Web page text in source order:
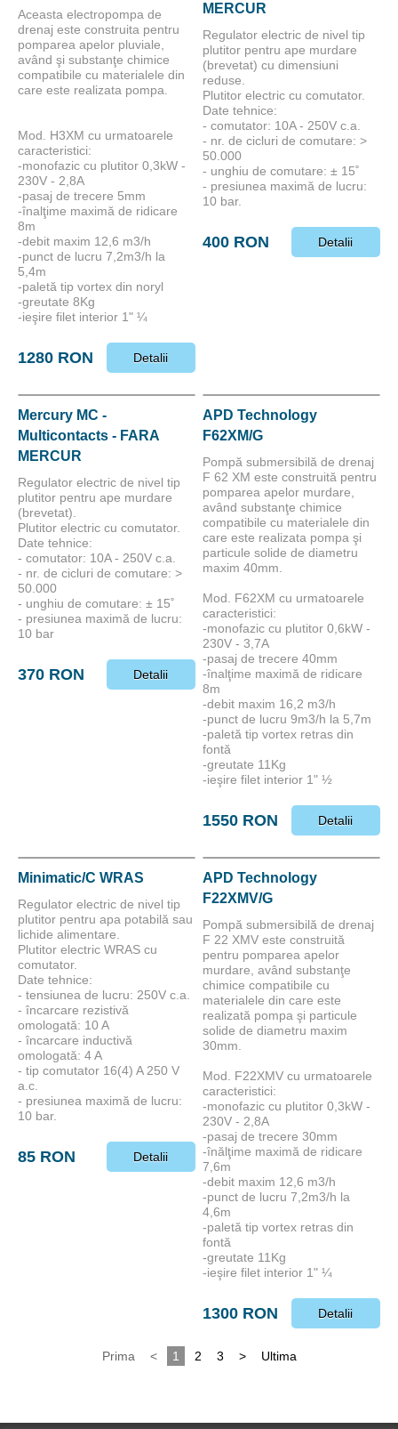
Aceasta electropompa de
drenaj este construita pentru
pomparea apelor pluviale,
având şi substanţe chimice
compatibile cu materialele din
care este realizata pompa.
Mod. H3XM cu urmatoarele
caracteristici:
-monofazic cu plutitor 0,3kW -
230V - 2,8A
-pasaj de trecere 5mm
-înalţime maximă de ridicare
8m
-debit maxim 12,6 m3/h
-punct de lucru 7,2m3/h la
5,4m
-paletă tip vortex din noryl
-greutate 8Kg
-ieşire filet interior 1" ¼
1280 RON Detalii
MERCUR
Regulator electric de nivel tip
plutitor pentru ape murdare
(brevetat) cu dimensiuni
reduse.
Plutitor electric cu comutator.
Date tehnice:
- comutator: 10A - 250V c.a.
- nr. de cicluri de comutare: >
50.000
- unghiu de comutare: ± 15˚
- presiunea maximă de lucru:
10 bar.
400 RON Detalii
Mercury MC -
Multicontacts - FARA
MERCUR
Regulator electric de nivel tip
plutitor pentru ape murdare
(brevetat).
Plutitor electric cu comutator.
Date tehnice:
- comutator: 10A - 250V c.a.
- nr. de cicluri de comutare: >
50.000
- unghiu de comutare: ± 15˚
- presiunea maximă de lucru:
10 bar
370 RON Detalii
APD Technology
F62XM/G
Pompă submersibilă de drenaj
F 62 XM este construită pentru
pomparea apelor murdare,
având substanţe chimice
compatibile cu materialele din
care este realizata pompa şi
particule solide de diametru
maxim 40mm.
Mod. F62XM cu urmatoarele
caracteristici:
-monofazic cu plutitor 0,6kW -
230V - 3,7A
-pasaj de trecere 40mm
-înalţime maximă de ridicare
8m
-debit maxim 16,2 m3/h
-punct de lucru 9m3/h la 5,7m
-paletă tip vortex retras din
fontă
-greutate 11Kg
-ieşire filet interior 1" ½
1550 RON Detalii
Minimatic/C WRAS
Regulator electric de nivel tip
plutitor pentru apa potabilă sau
lichide alimentare.
Plutitor electric WRAS cu
comutator.
Date tehnice:
- tensiunea de lucru: 250V c.a.
- încarcare rezistivă
omologată: 10 A
- încarcare inductivă
omologată: 4 A
- tip comutator 16(4) A 250 V
a.c.
- presiunea maximă de lucru:
10 bar.
85 RON Detalii
APD Technology
F22XMV/G
Pompă submersibilă de drenaj
F 22 XMV este construită
pentru pomparea apelor
murdare, având substanţe
chimice compatibile cu
materialele din care este
realizată pompa şi particule
solide de diametru maxim
30mm.
Mod. F22XMV cu urmatoarele
caracteristici:
-monofazic cu plutitor 0,3kW -
230V - 2,8A
-pasaj de trecere 30mm
-înălţime maximă de ridicare
7,6m
-debit maxim 12,6 m3/h
-punct de lucru 7,2m3/h la
4,6m
-paletă tip vortex retras din
fontă
-greutate 11Kg
-ieşire filet interior 1" ¼
1300 RON Detalii
Prima < 1 2 3 > Ultima